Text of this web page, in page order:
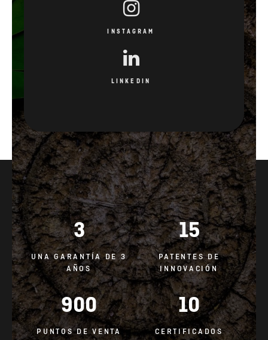
INSTAGRAM
LINKEDIN
3
UNA GARANTÍA DE 3
AÑOS
15
PATENTES DE
INNOVACIÓN
900
PUNTOS DE VENTA
10
CERTIFICADOS